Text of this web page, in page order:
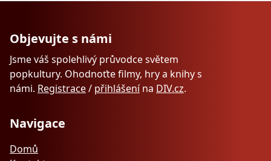
Objevujte s námi
Jsme váš spolehlivý průvodce světem
popkultury. Ohodnoťte filmy, hry a knihy s
námi. Registrace/ přihlášenína DIV.cz.
Navigace
Domů